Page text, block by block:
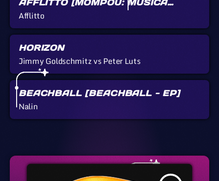
AFFLITTO [MOMPOU: MÚSICA
CALLADA]
Afflitto
HORIZON
Jimmy Goldschmitz vs Peter Luts
BEACHBALL [BEACHBALL - EP]
Nalin